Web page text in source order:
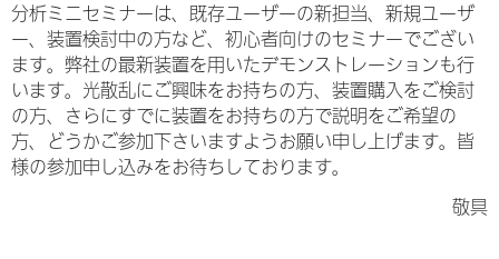
分析ミニセミナーは、既存ユーザーの新担当、新規ユーザ
ー、装置検討中の方など、初心者向けのセミナーでござい
ます。弊社の最新装置を用いたデモンストレーションも行
います。光散乱にご興味をお持ちの方、装置購入をご検討
の方、さらにすでに装置をお持ちの方で説明をご希望の
方、どうかご参加下さいますようお願い申し上げます。皆
様の参加申し込みをお待ちしております。
敬具